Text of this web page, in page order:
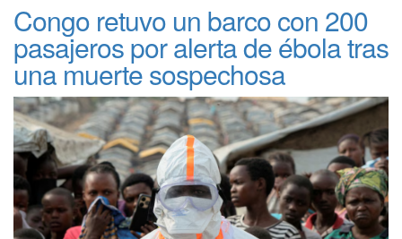
Congo retuvo un barco con 200
pasajeros por alerta de ébola tras
una muerte sospechosa